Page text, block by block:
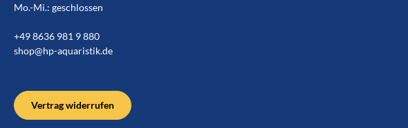
Mo.-Mi.: geschlossen
+49 8636 981 9 880
shop@hp-aquaristik.de
Vertrag widerrufen